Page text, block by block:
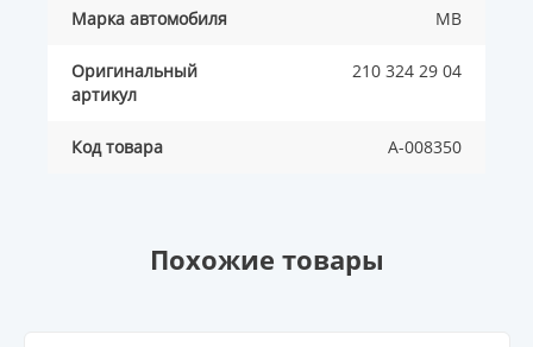
Марка автомобиля MB
Оригинальный
артикул
210 324 29 04
Код товара A-008350
Похожие товары